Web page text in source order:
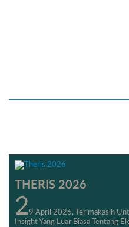
THERIS 2026
29 April 2026, Terimakasih
Insight Yang Luar Biasa Tentang